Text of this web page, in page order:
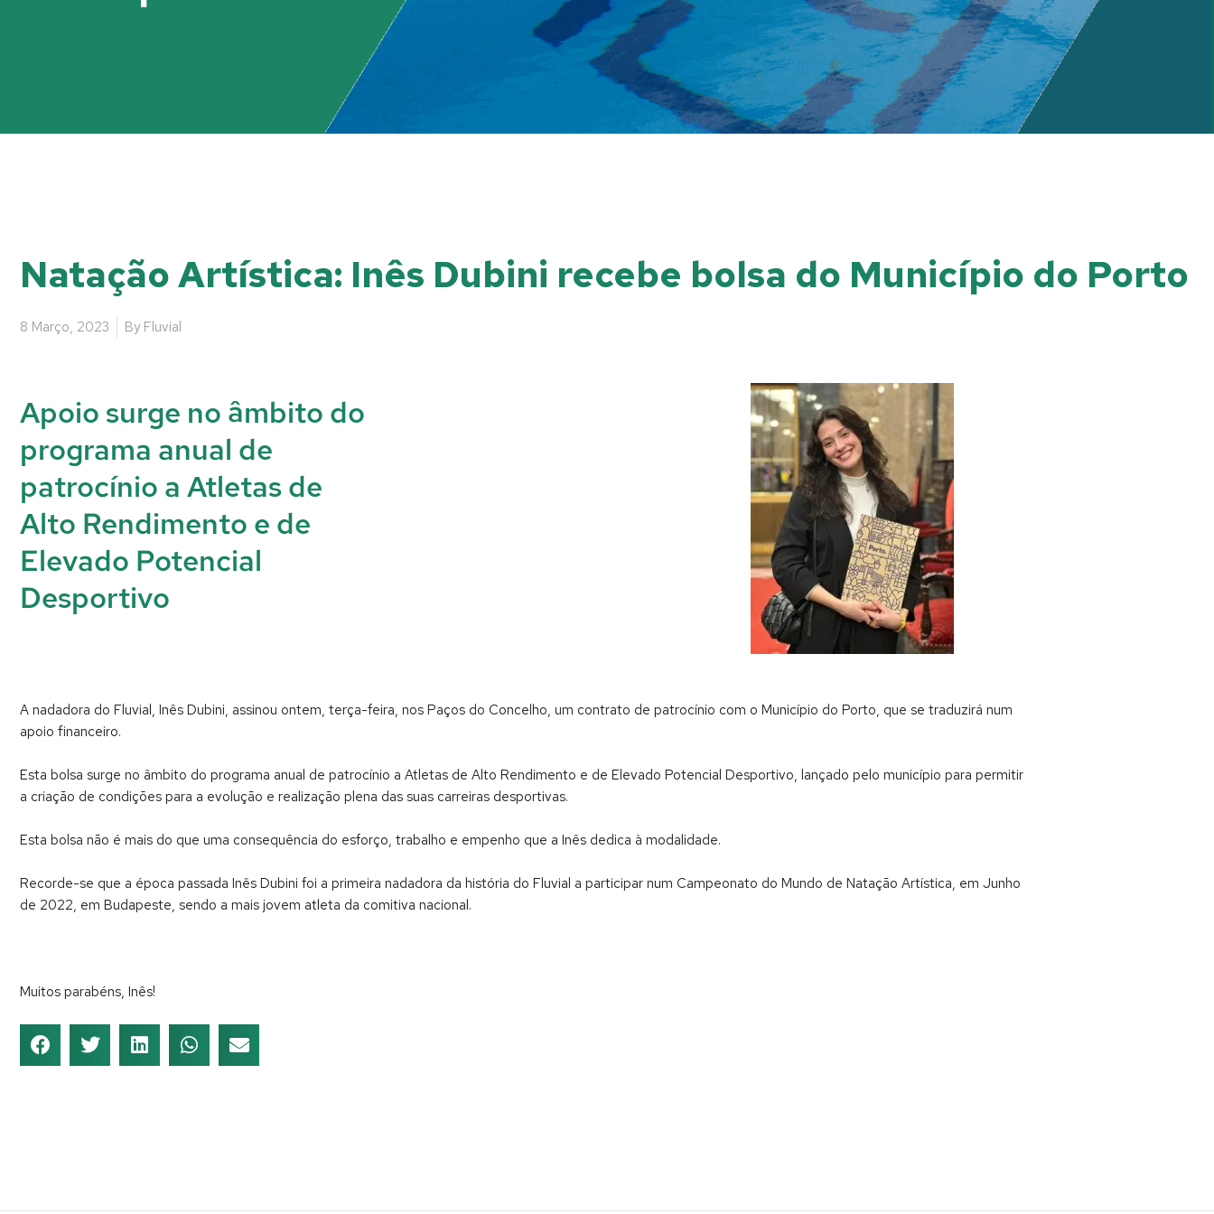
Natação Artística: Inês Dubini recebe bolsa do Município do Porto
8 Março, 2023 By Fluvial
Apoio surge no âmbito do
programa anual de
patrocínio a Atletas de
Alto Rendimento e de
Elevado Potencial
Desportivo
A nadadora do Fluvial, Inês Dubini, assinou ontem, terça-feira, nos Paços do Concelho, um contrato de patrocínio com o Município do Porto, que se traduzirá num
apoio financeiro.
Esta bolsa surge no âmbito do programa anual de patrocínio a Atletas de Alto Rendimento e de Elevado Potencial Desportivo, lançado pelo município para permitir
a criação de condições para a evolução e realização plena das suas carreiras desportivas.
Esta bolsa não é mais do que uma consequência do esforço, trabalho e empenho que a Inês dedica à modalidade.
Recorde-se que a época passada Inês Dubini foi a primeira nadadora da história do Fluvial a participar num Campeonato do Mundo de Natação Artística, em Junho
de 2022, em Budapeste, sendo a mais jovem atleta da comitiva nacional.
Muitos parabéns, Inês!